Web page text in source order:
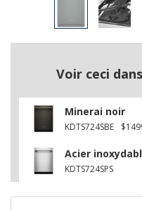
Voir ceci
Minerai noir
KDTS724SBE
Acier
KDTS724SPS